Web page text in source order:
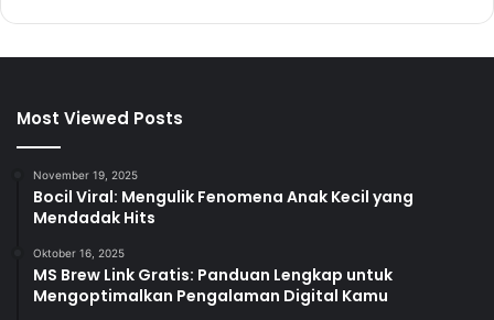
Most Viewed Posts
November 19, 2025
Bocil Viral: Mengulik Fenomena Anak Kecil yang
Mendadak Hits
Oktober 16, 2025
MS Brew Link Gratis: Panduan Lengkap untuk
Mengoptimalkan Pengalaman Digital Kamu